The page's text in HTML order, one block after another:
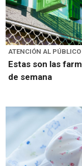
ATENCIÓN AL PÚBLICO
Estas son las
de semana